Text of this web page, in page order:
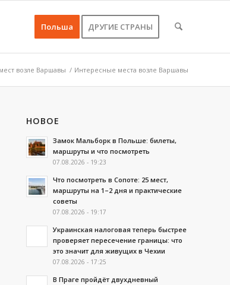
Польша ДРУГИЕ СТРАНЫ
возле Варшавы / Интересные места возле Варшавы
НОВОЕ
Замок Мальборк в Польше: билеты,
маршруты и что посмотреть
07.08.2026 - 19:23
Что посмотреть в Сопоте: 25 мест,
маршруты на 1–2 дня и практические
советы
07.08.2026 - 19:17
Украинская налоговая теперь быстрее
проверяет пересечение границы: что
это значит для живущих в Чехии
07.08.2026 - 17:25
В Праге пройдёт двухдневный